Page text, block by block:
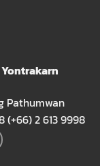
Yontrakarn
Pathumwan
(+66) 2 613 9998